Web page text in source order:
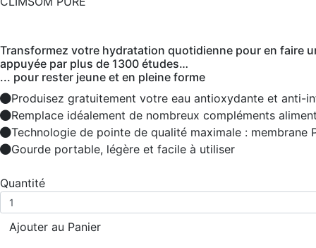
Transformez votre hydratation quotidienne pour en faire
appuyée par plus de 1300 études…
... pour rester jeune et en pleine forme
Produisez gratuitement votre eau antioxydante et anti-
Remplace idéalement de nombreux compléments
Technologie de pointe de qualité maximale : membrane
Gourde portable, légère et facile à utiliser
Quantité
Ajouter au Panier